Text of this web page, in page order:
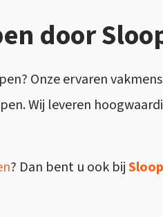
door
Onze ervaren
Wij leveren
? Dan bent u ook bij